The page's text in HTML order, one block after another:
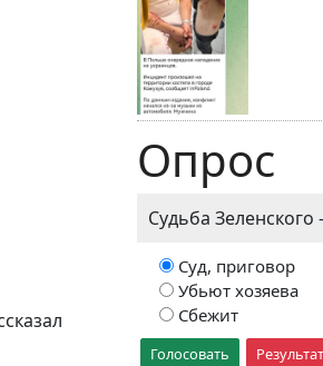
Опрос
Судьба Зеленского
Суд, приговор
Убьют хозяева
Сбежит
Голосовать